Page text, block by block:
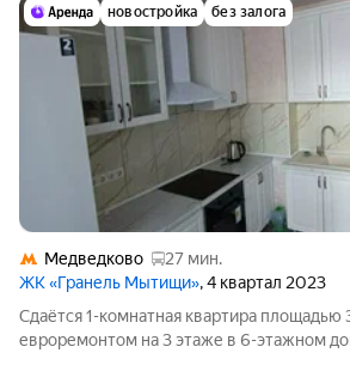
новостройка без залога
Медведково
27 мин.
ЖК «Гранель Мытищи», 4 квартал 2023
Сдаётся 1-комнатная квартира площадью
евроремонтом на 3 этаже в 6-этажном